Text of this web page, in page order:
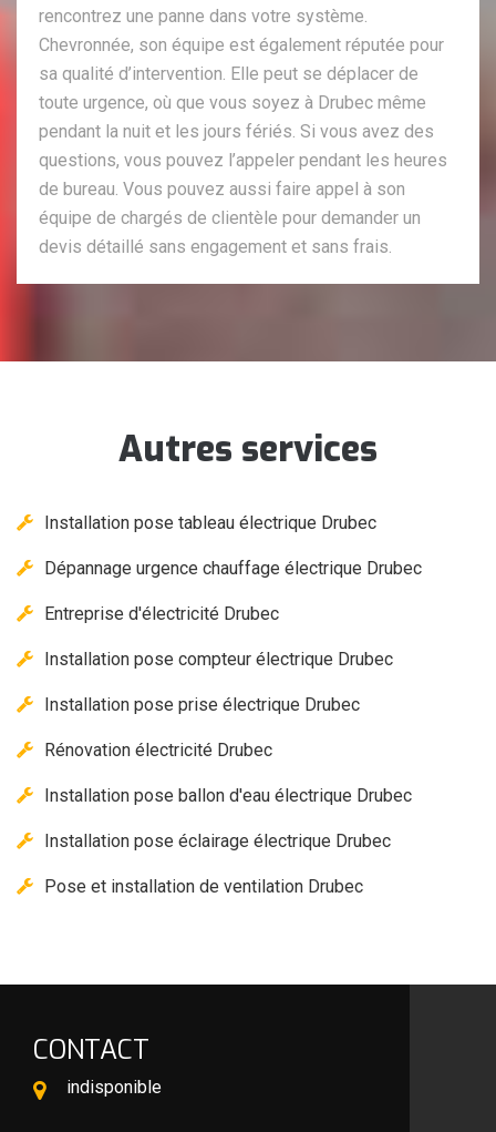
rencontrez une panne dans votre système.
Chevronnée, son équipe est également réputée pour
sa qualité d’intervention. Elle peut se déplacer de
toute urgence, où que vous soyez à Drubec même
pendant la nuit et les jours fériés. Si vous avez des
questions, vous pouvez l’appeler pendant les heures
de bureau. Vous pouvez aussi faire appel à son
équipe de chargés de clientèle pour demander un
devis détaillé sans engagement et sans frais.
Autres services
Installation pose tableau électrique Drubec
Dépannage urgence chauffage électrique Drubec
Entreprise d'électricité Drubec
Installation pose compteur électrique Drubec
Installation pose prise électrique Drubec
Rénovation électricité Drubec
Installation pose ballon d'eau électrique Drubec
Installation pose éclairage électrique Drubec
Pose et installation de ventilation Drubec
CONTACT
indisponible